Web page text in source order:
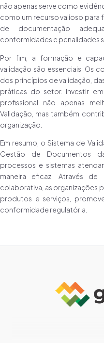
não apenas serve como
como um recurso valioso para
de documentação
conformidades e penalidades
Por fim, a formação e
validação são essenciais. Os
dos princípios de validação,
práticas do setor. Investir
profissional não apenas
Validação, mas também
organização.
Em resumo, o Sistema de
Gestão de Documentos
processos e sistemas
maneira eficaz. Através
colaborativa, as organizações
produtos e serviços,
conformidade regulatória.